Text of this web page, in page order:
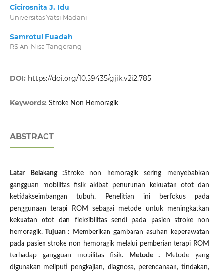
Cicirosnita J. Idu
Universitas Yatsi Madani
Samrotul Fuadah
RS An-Nisa Tangerang
DOI: https://doi.org/10.59435/gjik.v2i2.785
Keywords: Stroke Non Hemoragik
ABSTRACT
Latar Belakang :Stroke non hemoragik sering menyebabkan
gangguan mobilitas fisik akibat penurunan kekuatan otot dan
ketidakseimbangan tubuh. Penelitian ini berfokus pada
penggunaan terapi ROM sebagai metode untuk meningkatkan
kekuatan otot dan fleksibilitas sendi pada pasien stroke non
hemoragik.Tujuan :
Memberikan gambaran asuhan keperawatan
pada pasien stroke non hemoragik melalui pemberian terapi ROM
terhadap gangguan mobilitas fisik.
Metode :
Metode yang
digunakan meliputi pengkajian, diagnosa, perencanaan, tindakan,